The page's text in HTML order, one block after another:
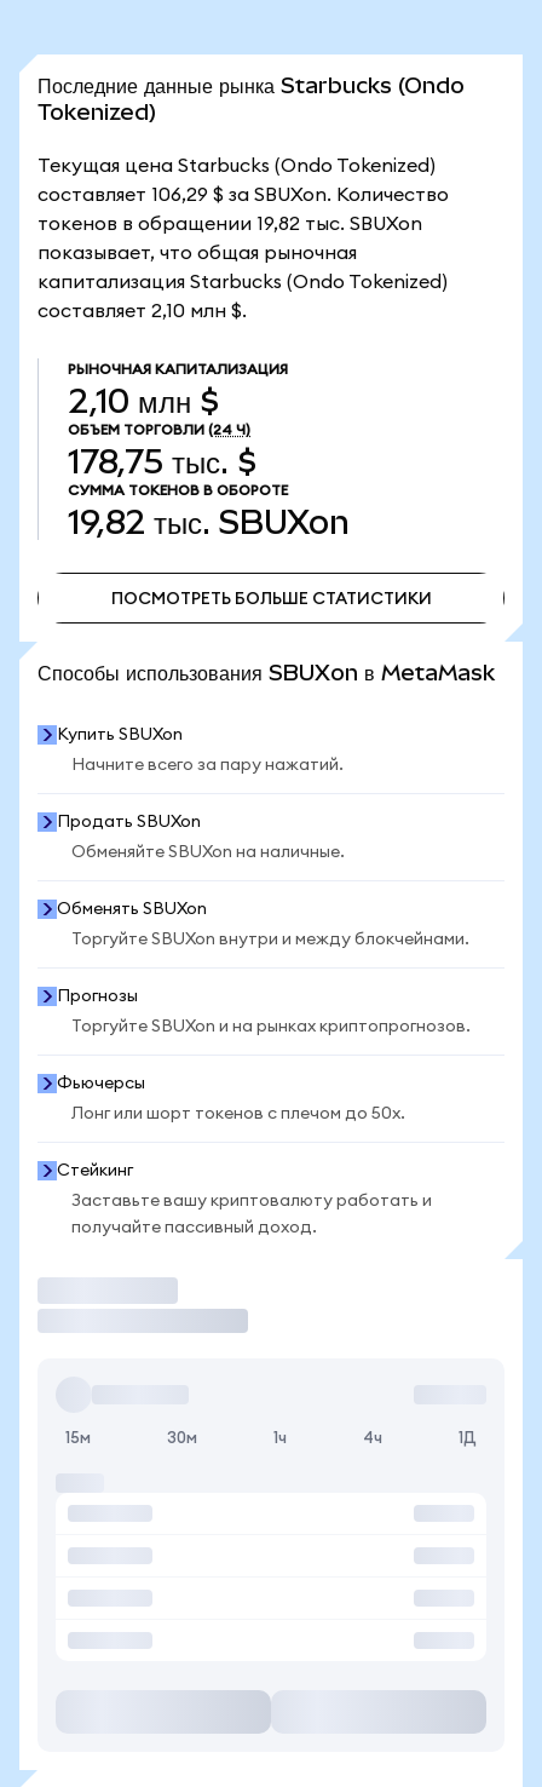
Последние данные рынка Starbucks (Ondo
Tokenized)
Текущая цена Starbucks (Ondo Tokenized)
составляет 106,29 $ за SBUXon. Количество
токенов в обращении 19,82 тыс. SBUXon
показывает, что общая рыночная
капитализация Starbucks (Ondo Tokenized)
составляет 2,10 млн $.
РЫНОЧНАЯ КАПИТАЛИЗАЦИЯ
2,10 млн $
ОБЪЕМ ТОРГОВЛИ (24 Ч)
178,75 тыс. $
СУММА ТОКЕНОВ В ОБОРОТЕ
19,82 тыс. SBUXon
ПОСМОТРЕТЬ БОЛЬШЕ СТАТИСТИКИ
Способы использования SBUXon в MetaMask
Купить SBUXon
Начните всего за пару нажатий.
Продать SBUXon
Обменяйте SBUXon на наличные.
Обменять SBUXon
Торгуйте SBUXon внутри и между блокчейнами.
Прогнозы
Торгуйте SBUXon и на рынках криптопрогнозов.
Фьючерсы
Лонг или шорт токенов с плечом до 50x.
Стейкинг
Заставьте вашу криптовалюту работать и
получайте пассивный доход.
15м 30м 1ч 4ч 1Д